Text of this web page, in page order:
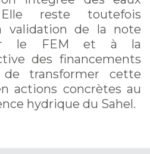
Elle reste toutefois
validation de la note
le FEM et à la
des financements
de transformer cette
actions concrètes au
hydrique du Sahel.